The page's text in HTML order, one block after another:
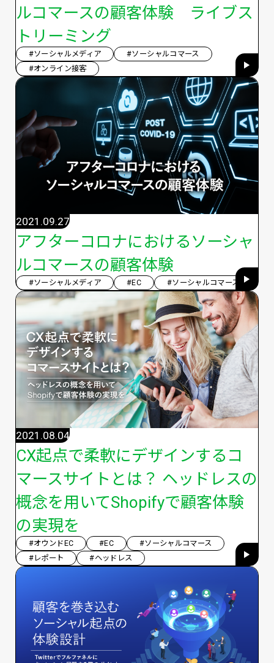
ルコマースの顧客体験 ライブス
トリーミング
#ソーシャルメディア
#ソーシャルコマース
#オンライン接客
アフターコロナにおけるソーシャ
ルコマースの顧客体験
2021.09.27
#ソーシャルメディア #EC #ソーシャルコマース
CX起点で柔軟にデザインするコ
マースサイトとは？ ヘッドレスの
概念を用いてShopifyで顧客体験
の実現を
2021.08.04
#オウンドEC #EC
#ソーシャルコマース
#レポート
#ヘッドレス